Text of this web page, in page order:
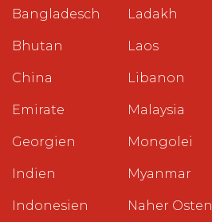
Bangladesch
Bhutan
China
Emirate
Georgien
Indien
Indonesien
Ladakh
Laos
Libanon
Malaysia
Mongolei
Myanmar
Naher Osten